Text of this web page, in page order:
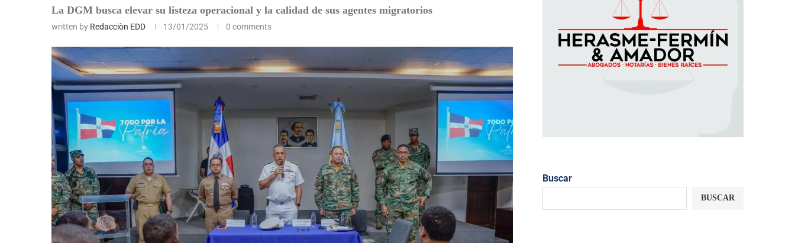
La DGM busca elevar su listeza operacional y la calidad de sus agentes migratorios
written by Redacciòn EDD 13/01/2025 0 comments
Buscar
BUSCAR